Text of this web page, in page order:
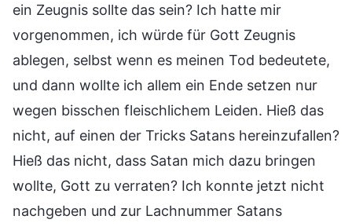
ein Zeugnis sollte das sein? Ich hatte mir
vorgenommen, ich würde für Gott Zeugnis
ablegen, selbst wenn es meinen Tod bedeutete,
und dann wollte ich allem ein Ende setzen nur
wegen bisschen fleischlichem Leiden. Hieß das
nicht, auf einen der Tricks Satans hereinzufallen?
Hieß das nicht, dass Satan mich dazu bringen
wollte, Gott zu verraten? Ich konnte jetzt nicht
nachgeben und zur Lachnummer Satans